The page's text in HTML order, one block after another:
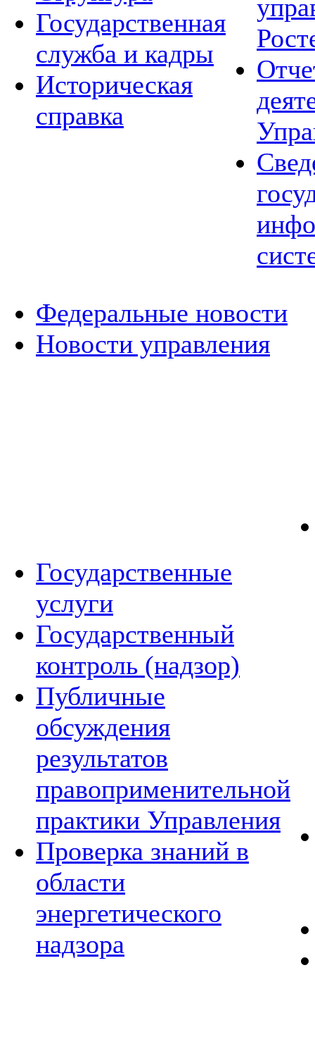
Государственная
служба и кадры
Историческая
справка
Федеральные новости
Новости управления
Государственные
услуги
Государственный
контроль (надзор)
Публичные
обсуждения
результатов
правоприменительной
практики Управления
Проверка знаний в
области
энергетического
надзора